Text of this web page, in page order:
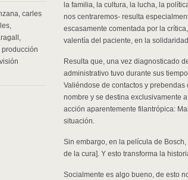
, carles
,
,
producción
la familia, la cultura, la lucha, la
nos centraremos- resulta
escasamente comentada por la
valentía del paciente, en la
Resulta que, una vez diagnosticado
administrativo tuvo durante sus
Valiéndose de contactos y
nombre y se destina exclusivamente
acción aparentemente filantrópica:
situación.
Sin embargo, en la película de
de la cura]. Y esto transforma la
Socialmente es algo bueno, de esto